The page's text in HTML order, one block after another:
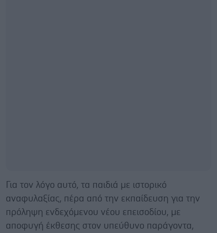
Για τον λόγο αυτό, τα παιδιά με ιστορικό
αναφυλαξίας, πέρα από την εκπαίδευση για την
πρόληψη ενδεχόμενου νέου επεισοδίου, με
αποφυγή έκθεσης στον υπεύθυνο παράγοντα,